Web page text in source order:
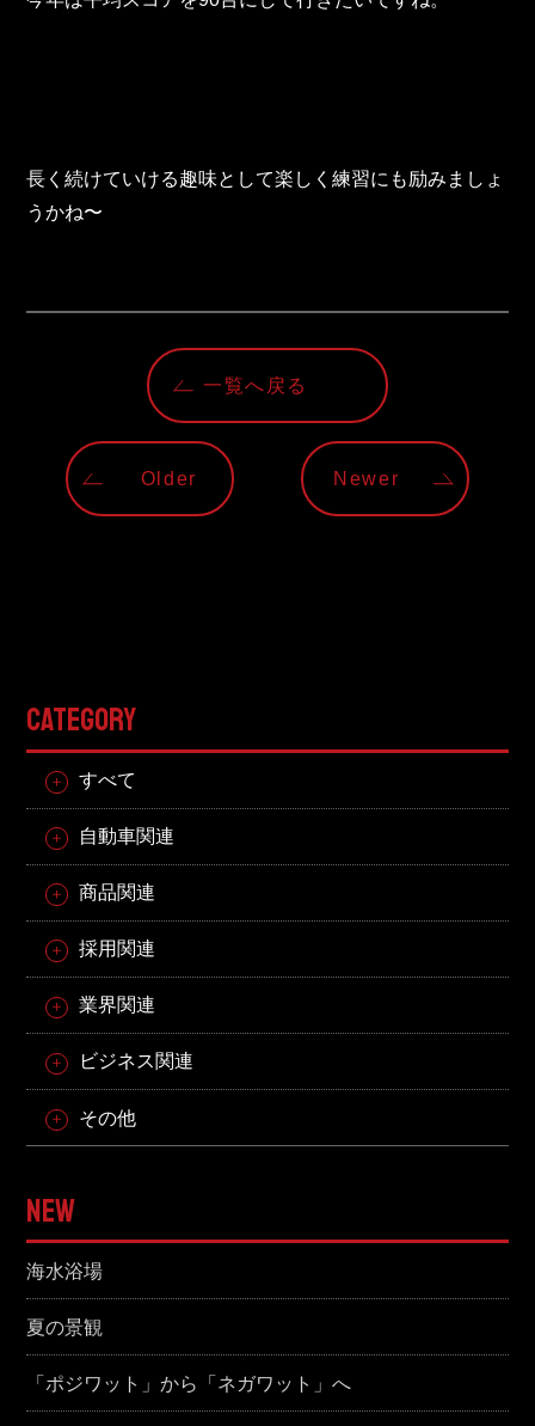
長く続けていける趣味として楽しく練習にも励みましょ
うかね〜
一覧へ戻る
Older Newer
CATEGORY
すべて
自動車関連
商品関連
採用関連
業界関連
ビジネス関連
その他
NEW
海水浴場
夏の景観
「ポジワット」から「ネガワット」へ